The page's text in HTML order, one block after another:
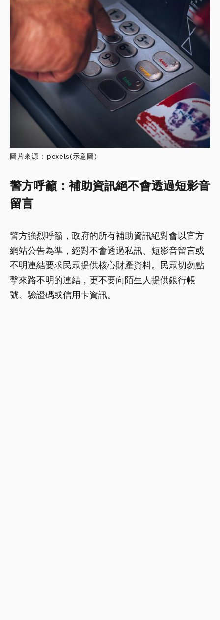
圖片來源 : pexels(示意圖)
警方呼籲：補助資訊絕不會透過短影音
留言
警方強烈呼籲，政府的所有補助資訊絕對會以官方
網站公告為準，絕對不會透過私訊、短影音留言或
不明連結要求民眾提供核心財產資料。民眾切勿點
擊來路不明的連結，更不要向陌生人提供銀行帳
號、驗證碼或信用卡資訊。